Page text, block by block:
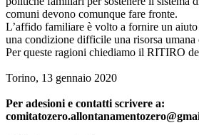
comuni devono comunque fare fronte.
L’affido familiare è volto a fornire un
una condizione difficile una risorsa
Per queste ragioni chiediamo il RITIRO
Torino, 13 gennaio 2020
Per adesioni e contatti scrivere a: